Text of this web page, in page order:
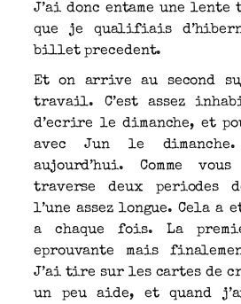
J’ai donc entame une
que je qualifiais
billet precedent.
Et on arrive au second
travail. C’est assez
d’ecrire le dimanche, et
avec Jun le dimanche.
aujourd’hui. Comme
traverse deux periodes
l’une assez longue. Cela
a chaque fois. La
eprouvante mais
J’ai tire sur les cartes de
un peu aide, et quand